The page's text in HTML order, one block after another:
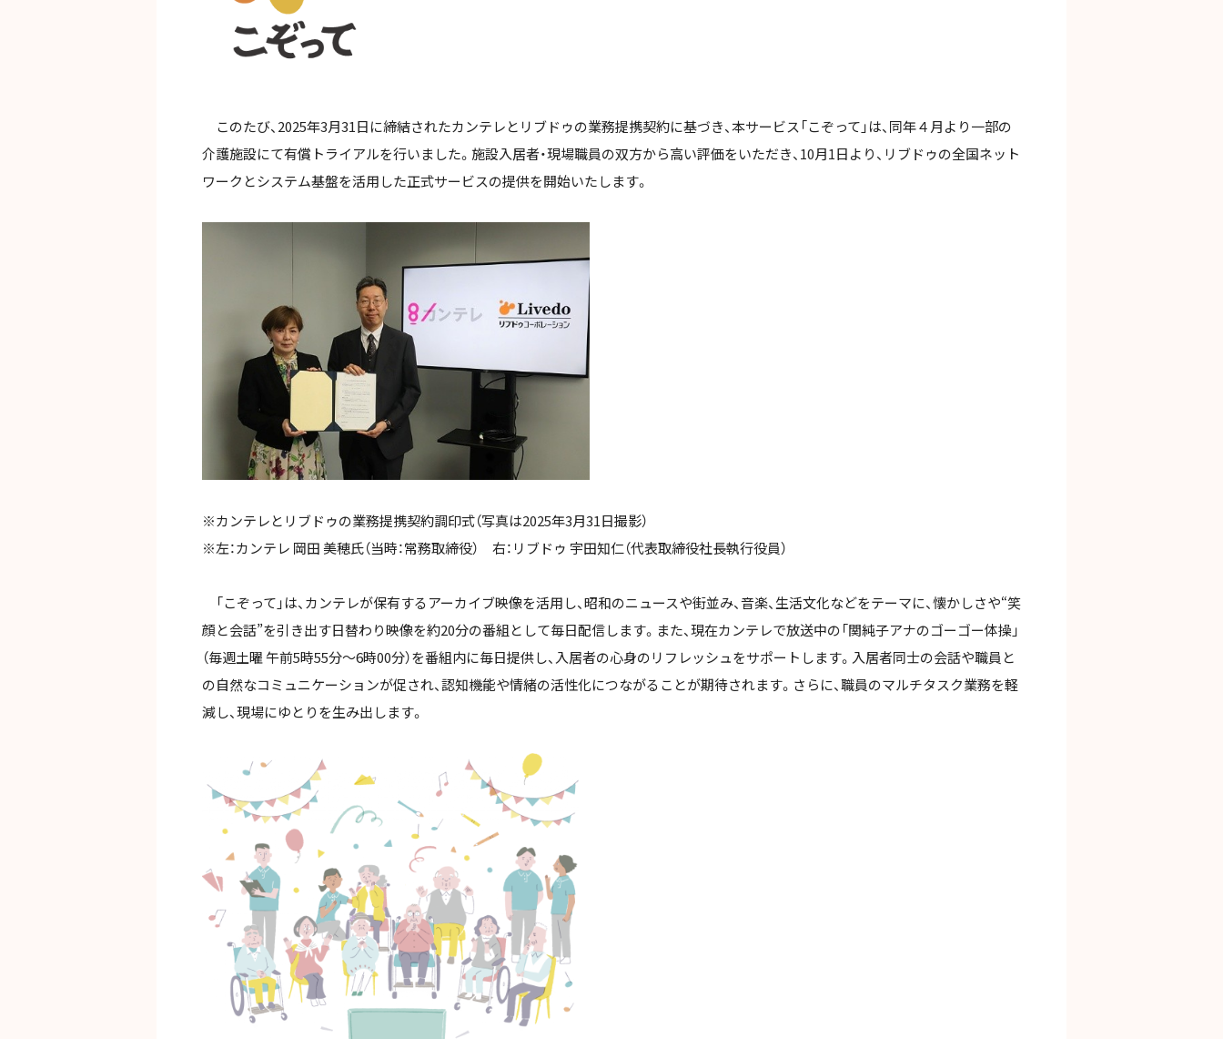
このたび、2025年3月31日に締結されたカンテレとリブドゥの業務提携契約に基づき、本サービス「こぞって」は、同年４月より一部の
介護施設にて有償トライアルを行いました。施設入居者・現場職員の双方から高い評価をいただき、10月1日より、リブドゥの全国ネット
ワークとシステム基盤を活用した正式サービスの提供を開始いたします。
※カンテレとリブドゥの業務提携契約調印式（写真は2025年3月31日撮影）
※左：カンテレ 岡田 美穂氏（当時：常務取締役） 右：リブドゥ 宇田知仁（代表取締役社長執行役員）
「こぞって」は、カンテレが保有するアーカイブ映像を活用し、昭和のニュースや街並み、音楽、生活文化などをテーマに、懐かしさや“笑
顔と会話”を引き出す日替わり映像を約20分の番組として毎日配信します。また、現在カンテレで放送中の「関純子アナのゴーゴー体操」
（毎週土曜 午前5時55分～6時00分）を番組内に毎日提供し、入居者の心身のリフレッシュをサポートします。入居者同士の会話や職員と
の自然なコミュニケーションが促され、認知機能や情緒の活性化につながることが期待されます。さらに、職員のマルチタスク業務を軽
減し、現場にゆとりを生み出します。